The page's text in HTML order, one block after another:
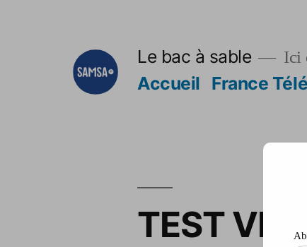
Le bac à sable Ici
Accueil France Télé
TEST